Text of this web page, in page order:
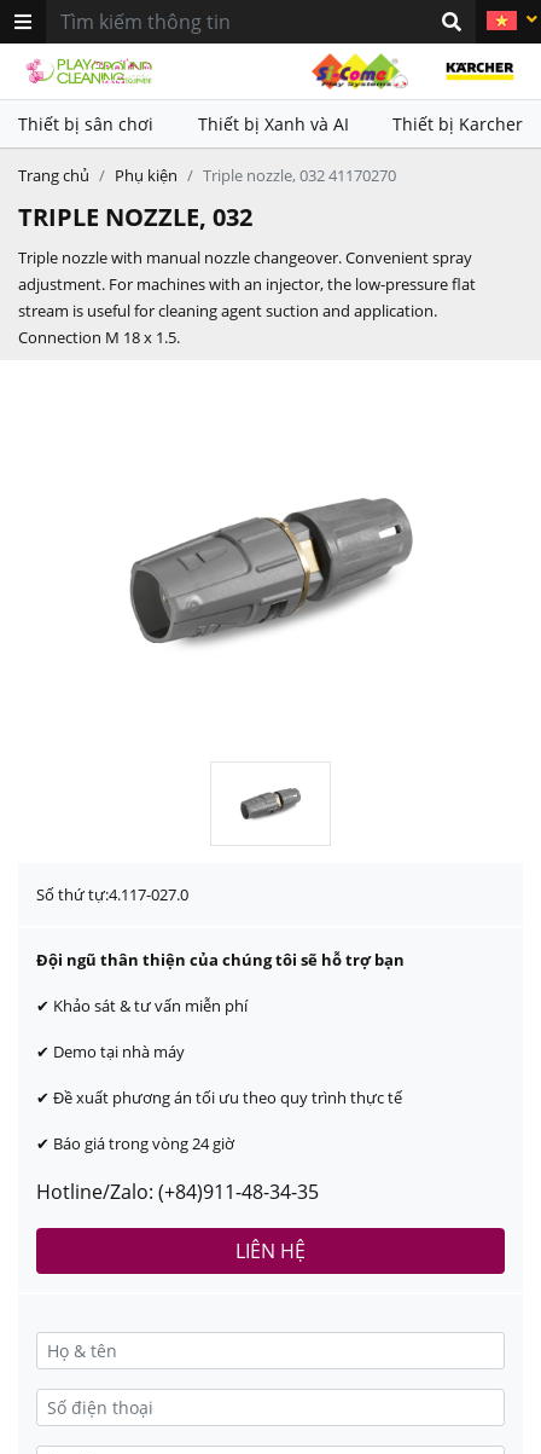
Thiết bị sân chơi Thiết bị Xanh và AI Thiết bị Karcher
thiết bị làm sạch Karcher nhằm
mang lại hiệu quả vệ sinh vượt
trội
thiết bị làm sạch Karcher nhằm
mang lại hiệu quả vệ sinh vượt
trội
Trang chủ Phụ kiện Triple nozzle, 032 41170270
TRIPLE NOZZLE, 032
Triple nozzle with manual nozzle changeover. Convenient spray
adjustment. For machines with an injector, the low-pressure flat
stream is useful for cleaning agent suction and application.
Connection M 18 x 1.5.
Số thứ tự:4.117-027.0
Đội ngũ thân thiện của chúng tôi sẽ hỗ trợ bạn
✔ Khảo sát & tư vấn miễn phí
✔ Demo tại nhà máy
✔ Đề xuất phương án tối ưu theo quy trình thực tế
✔ Báo giá trong vòng 24 giờ
Hotline/Zalo: (+84)911-48-34-35
LIÊN HỆ